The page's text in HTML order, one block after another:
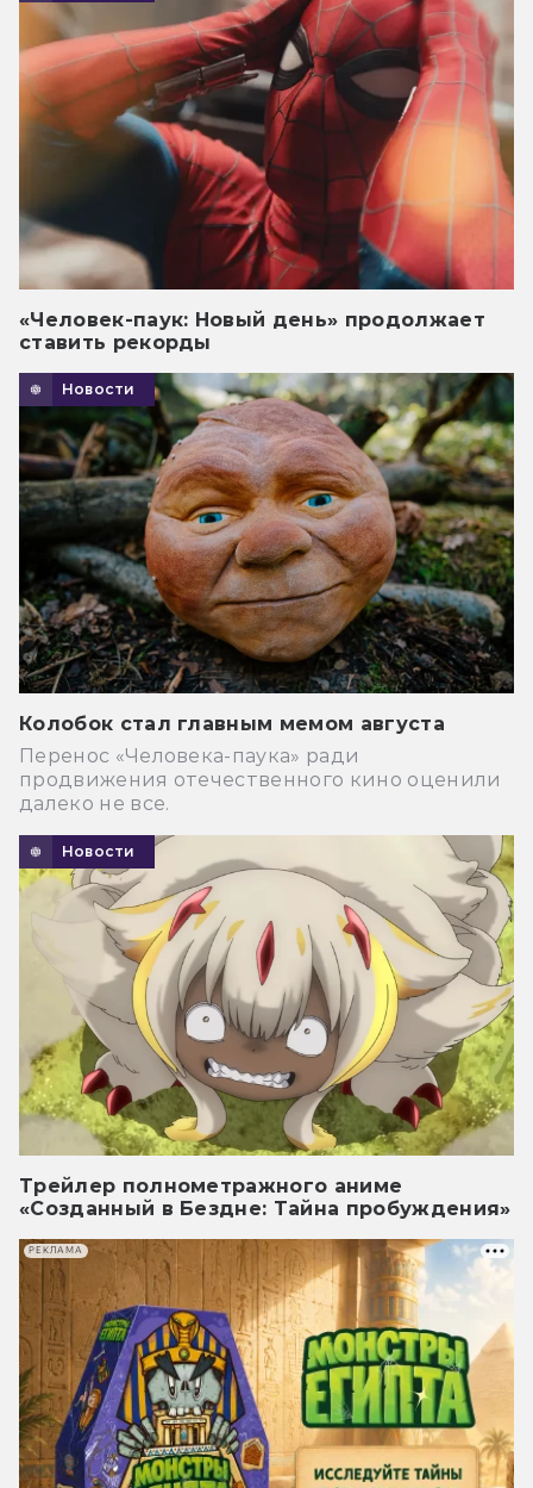
«Человек-паук: Новый день» продолжает
ставить рекорды
Новости
Колобок стал главным мемом августа
Перенос «Человека-паука» ради
продвижения отечественного кино оценили
далеко не все.
Новости
Трейлер полнометражного аниме
«Созданный в Бездне: Тайна пробуждения»
РЕКЛАМА